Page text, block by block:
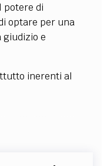
potere di
optare per una
giudizio e
inerenti al